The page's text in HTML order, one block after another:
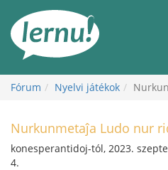
Fórum Nyelvi játékok
Nurkunmetaĵa Ludo nur
konesperantidoj-tól, 2023.
4.